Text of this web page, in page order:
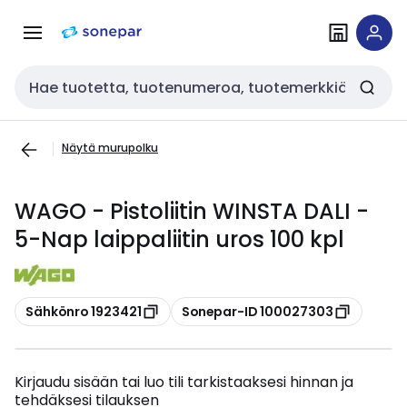
navigointiinsisältöön
Haku
Näytä murupolku
WAGO - Pistoliitin WINSTA DALI -
5-Nap laippaliitin uros 100 kpl
Kopioi
Sähkönro 1923421 Kopioi
Sonepar-ID 100027303
Kirjaudu sisään tai luo tili tarkistaaksesi hinnan ja
tehdäksesi tilauksen